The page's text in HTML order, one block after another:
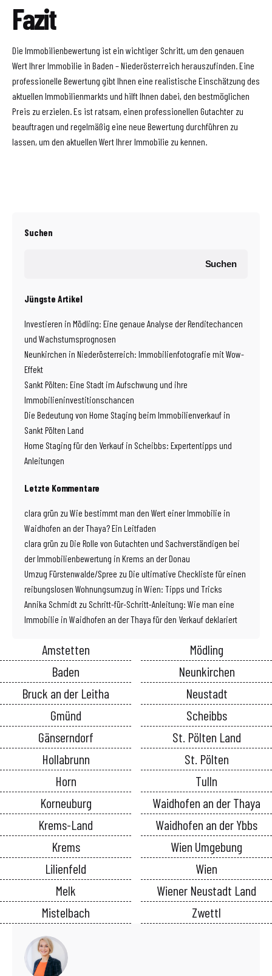
Fazit
Die Immobilienbewertung ist ein wichtiger Schritt, um den genauen
Wert Ihrer Immobilie in Baden – Niederösterreich herauszufinden. Eine
professionelle Bewertung gibt Ihnen eine realistische Einschätzung des
aktuellen Immobilienmarkts und hilft Ihnen dabei, den bestmöglichen
Preis zu erzielen. Es ist ratsam, einen professionellen Gutachter zu
beauftragen und regelmäßig eine neue Bewertung durchführen zu
lassen, um den aktuellen Wert Ihrer Immobilie zu kennen.
Suchen
Suchen
Jüngste Artikel
Investieren in Mödling: Eine genaue Analyse der Renditechancen
und Wachstumsprognosen
Neunkirchen in Niederösterreich: Immobilienfotografie mit Wow-
Effekt
Sankt Pölten: Eine Stadt im Aufschwung und ihre
Immobilieninvestitionschancen
Die Bedeutung von Home Staging beim Immobilienverkauf in
Sankt Pölten Land
Home Staging für den Verkauf in Scheibbs: Expertentipps und
Anleitungen
Letzte Kommentare
clara grün zu Wie bestimmt man den Wert einer Immobilie in
Waidhofen an der Thaya? Ein Leitfaden
clara grün zu Die Rolle von Gutachten und Sachverständigen bei
der Immobilienbewertung in Krems an der Donau
Umzug Fürstenwalde/Spree zu Die ultimative Checkliste für einen
reibungslosen Wohnungsumzug in Wien: Tipps und Tricks
Annika Schmidt zu Schritt-für-Schritt-Anleitung: Wie man eine
Immobilie in Waidhofen an der Thaya für den Verkauf deklariert
Amstetten
Baden
Bruck an der Leitha
Gmünd
Gänserndorf
Hollabrunn
Horn
Korneuburg
Krems-Land
Krems
Lilienfeld
Melk
Mistelbach
Mödling
Neunkirchen
Neustadt
Scheibbs
St. Pölten Land
St. Pölten
Tulln
Waidhofen an der Thaya
Waidhofen an der Ybbs
Wien Umgebung
Wien
Wiener Neustadt Land
Zwettl